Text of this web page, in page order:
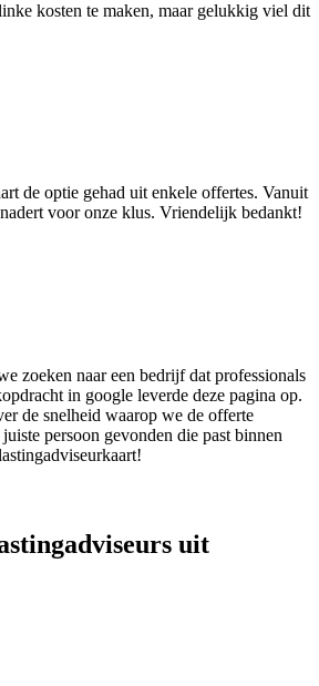
kosten te maken, maar gelukkig viel dit
de optie gehad uit enkele offertes. Vanuit
voor onze klus. Vriendelijk bedankt!
zoeken naar een bedrijf dat professionals
in google leverde deze pagina op.
de snelheid waarop we de offerte
persoon gevonden die past binnen
uit